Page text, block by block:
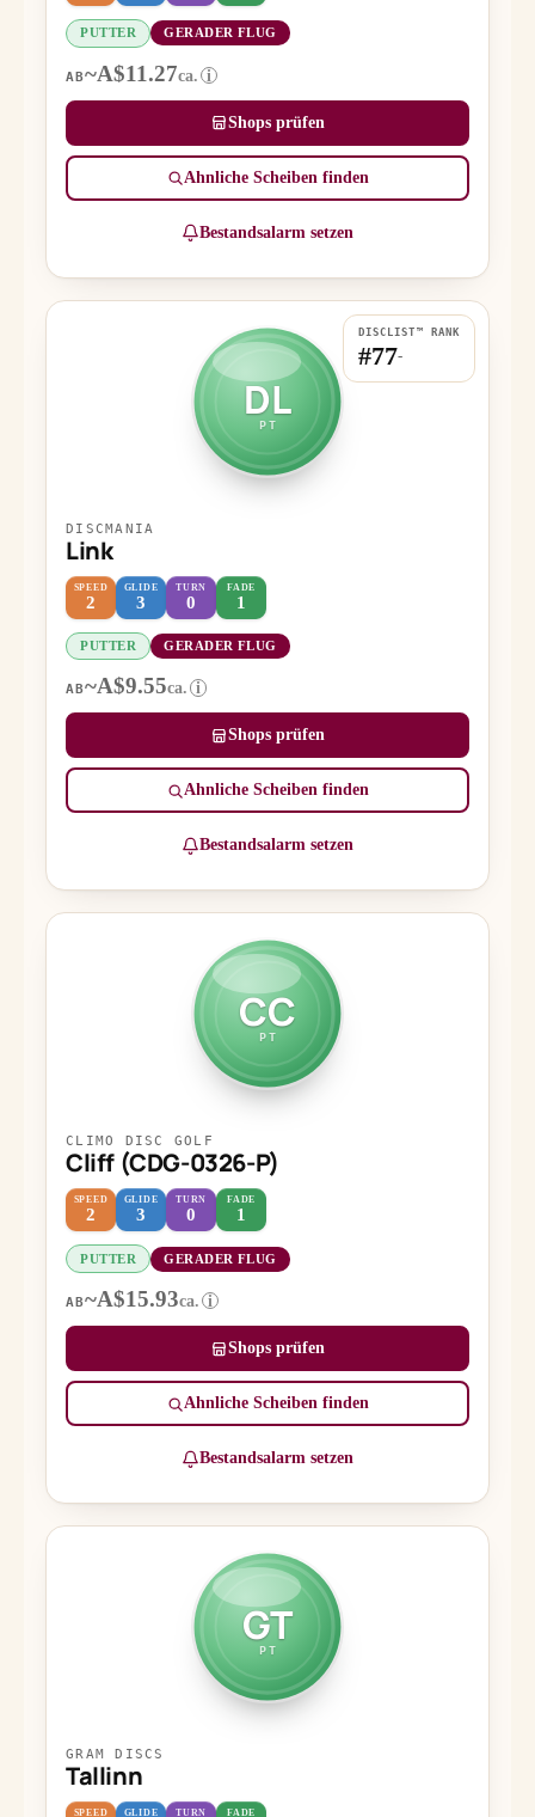
PUTTER GERADER FLUG
AB~A$11.27ca. i
Shops prüfen
Ähnliche Scheiben finden
Bestandsalarm setzen
DL
PT
DISCLIST™ RANK
#77-
DISCMANIA
Link
SPEED
2
GLIDE
3
TURN
0
FADE
1
PUTTER GERADER FLUG
AB~A$9.55ca. i
Shops prüfen
Ähnliche Scheiben finden
Bestandsalarm setzen
CC
PT
CLIMO DISC GOLF
Cliff (CDG-0326-P)
SPEED
2
GLIDE
3
TURN
0
FADE
1
PUTTER GERADER FLUG
AB~A$15.93ca. i
Shops prüfen
Ähnliche Scheiben finden
Bestandsalarm setzen
GT
PT
GRAM DISCS
Tallinn
SPEED GLIDE TURN FADE